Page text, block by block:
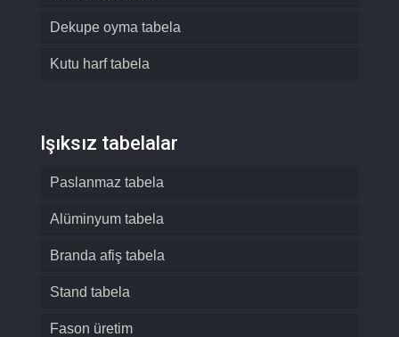
Dekupe oyma tabela
Kutu harf tabela
Işıksız tabelalar
Paslanmaz tabela
Alüminyum tabela
Branda afiş tabela
Stand tabela
Fason üretim